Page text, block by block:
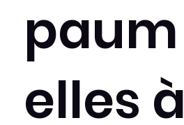
paum
elles à